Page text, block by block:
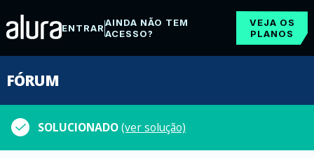
ENTRARAINDA NÃO TEM
ACESSO?
VEJA OS
PLANOS
FÓRUM
SOLUCIONADO(ver solução)